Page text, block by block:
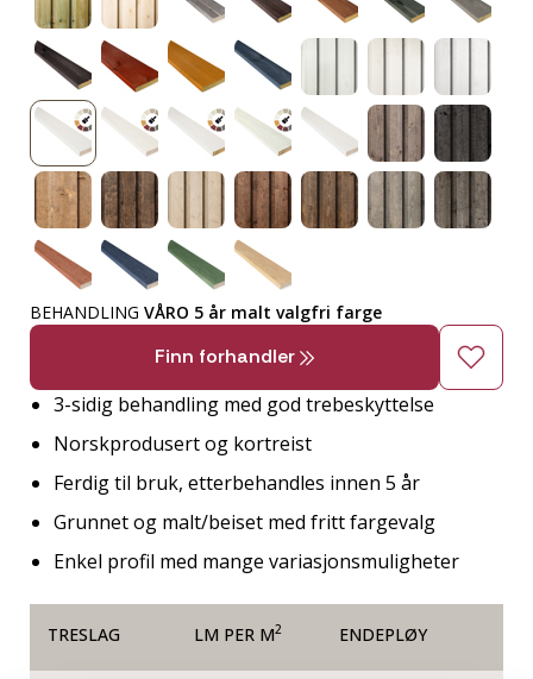
BEHANDLING VÅRO 5 år malt valgfri farge
Finn forhandler
3-sidig behandling med god trebeskyttelse
Norskprodusert og kortreist
Ferdig til bruk, etterbehandles innen 5 år
Grunnet og malt/beiset med fritt fargevalg
Enkel profil med mange variasjonsmuligheter
TRESLAG LM PER M2 ENDEPLØY